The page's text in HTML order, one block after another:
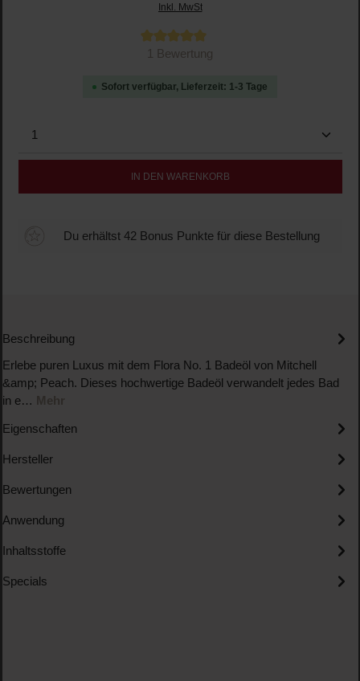
Inkl. MwSt
Durchschnittliche Bewertung von 5 von 5 Sternen
1 Bewertung
Sofort verfügbar, Lieferzeit: 1-3 Tage
Produkt Anzahl: Gib den gewünschten Wert ein
IN DEN WARENKORB
Du erhältst 42 Bonus Punkte für diese Bestellung
Beschreibung
Erlebe puren Luxus mit dem Flora No. 1 Badeöl von Mitchell
&amp; Peach. Dieses hochwertige Badeöl verwandelt jedes Bad
in e… Mehr
Eigenschaften
Hersteller
Bewertungen
Anwendung
Inhaltsstoffe
Specials